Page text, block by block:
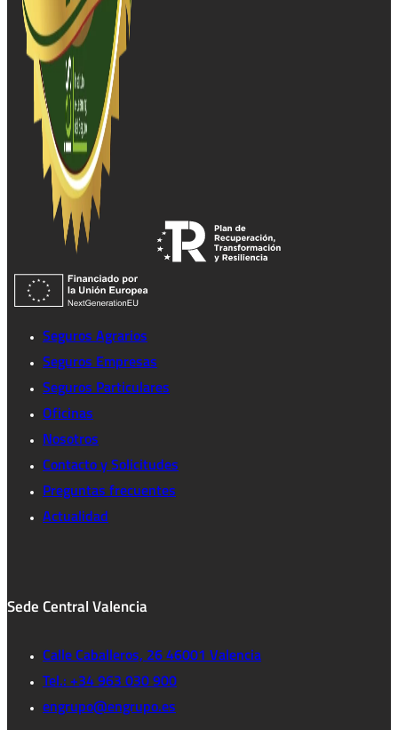
Seguros Agrarios
Seguros Empresas
Seguros Particulares
Oficinas
Nosotros
Contacto y Solicitudes
Preguntas frecuentes
Actualidad
Sede Central Valencia
Calle Caballeros, 26 46001 Valencia
Tel.: +34 963 030 900
engrupo@engrupo.es